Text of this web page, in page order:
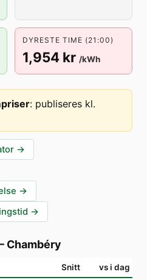
DYRESTE TIME (21:00)
1,954 kr /kWh
: publiseres kl.
→
→
→
Chambéry
Snitt vs i dag